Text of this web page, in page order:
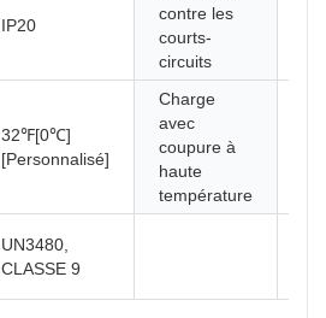
IP20
contre les
courts-
circuits
32℉[0℃]
[Personnalisé]
Charge
avec
coupure à
haute
température
UN3480,
CLASSE 9